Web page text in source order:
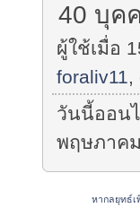
40 บุค
ผู้ใช้เมื่อ
foraliv11,
วันนี้ออน
พฤษภาค
หากลยุทธ์เ